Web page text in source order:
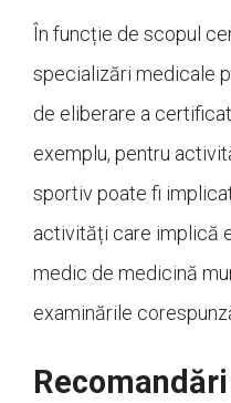
În funcție de scopul
specializări medicale
de eliberare a
exemplu, pentru
sportiv poate fi
activități care implică
medic de medicină
examinările